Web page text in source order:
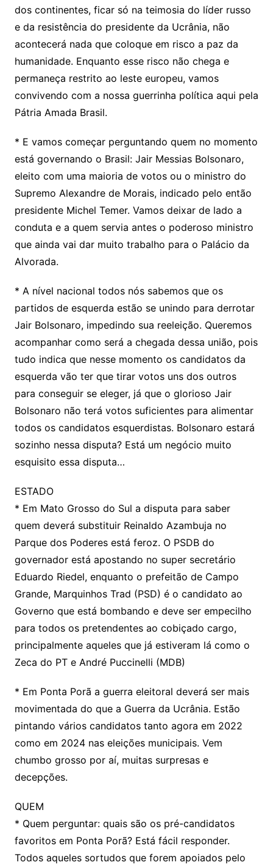
dos continentes, ficar só na teimosia do líder russo
e da resistência do presidente da Ucrânia, não
acontecerá nada que coloque em risco a paz da
humanidade. Enquanto esse risco não chega e
permaneça restrito ao leste europeu, vamos
convivendo com a nossa guerrinha política aqui pela
Pátria Amada Brasil.
* E vamos começar perguntando quem no momento
está governando o Brasil: Jair Messias Bolsonaro,
eleito com uma maioria de votos ou o ministro do
Supremo Alexandre de Morais, indicado pelo então
presidente Michel Temer. Vamos deixar de lado a
conduta e a quem servia antes o poderoso ministro
que ainda vai dar muito trabalho para o Palácio da
Alvorada.
* A nível nacional todos nós sabemos que os
partidos de esquerda estão se unindo para derrotar
Jair Bolsonaro, impedindo sua reeleição. Queremos
acompanhar como será a chegada dessa união, pois
tudo indica que nesse momento os candidatos da
esquerda vão ter que tirar votos uns dos outros
para conseguir se eleger, já que o glorioso Jair
Bolsonaro não terá votos suficientes para alimentar
todos os candidatos esquerdistas. Bolsonaro estará
sozinho nessa disputa? Está um negócio muito
esquisito essa disputa…
ESTADO
* Em Mato Grosso do Sul a disputa para saber
quem deverá substituir Reinaldo Azambuja no
Parque dos Poderes está feroz. O PSDB do
governador está apostando no super secretário
Eduardo Riedel, enquanto o prefeitão de Campo
Grande, Marquinhos Trad (PSD) é o candidato ao
Governo que está bombando e deve ser empecilho
para todos os pretendentes ao cobiçado cargo,
principalmente aqueles que já estiveram lá como o
Zeca do PT e André Puccinelli (MDB)
* Em Ponta Porã a guerra eleitoral deverá ser mais
movimentada do que a Guerra da Ucrânia. Estão
pintando vários candidatos tanto agora em 2022
como em 2024 nas eleições municipais. Vem
chumbo grosso por aí, muitas surpresas e
decepções.
QUEM
* Quem perguntar: quais são os pré-candidatos
favoritos em Ponta Porã? Está fácil responder.
Todos aqueles sortudos que forem apoiados pelo